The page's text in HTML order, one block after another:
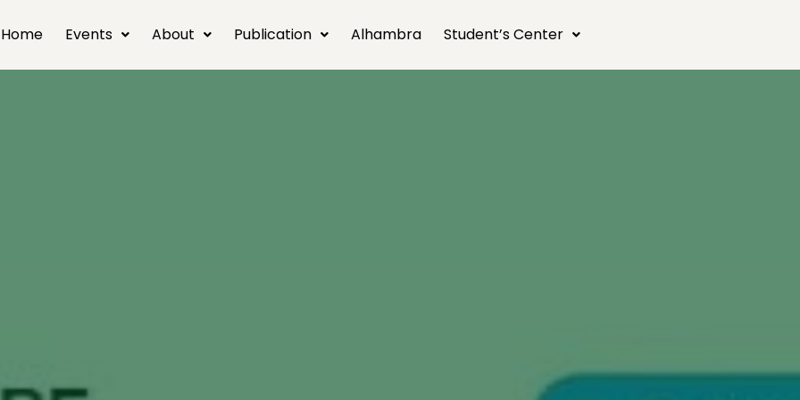
Home Events About Publication Alhambra Student’s Center